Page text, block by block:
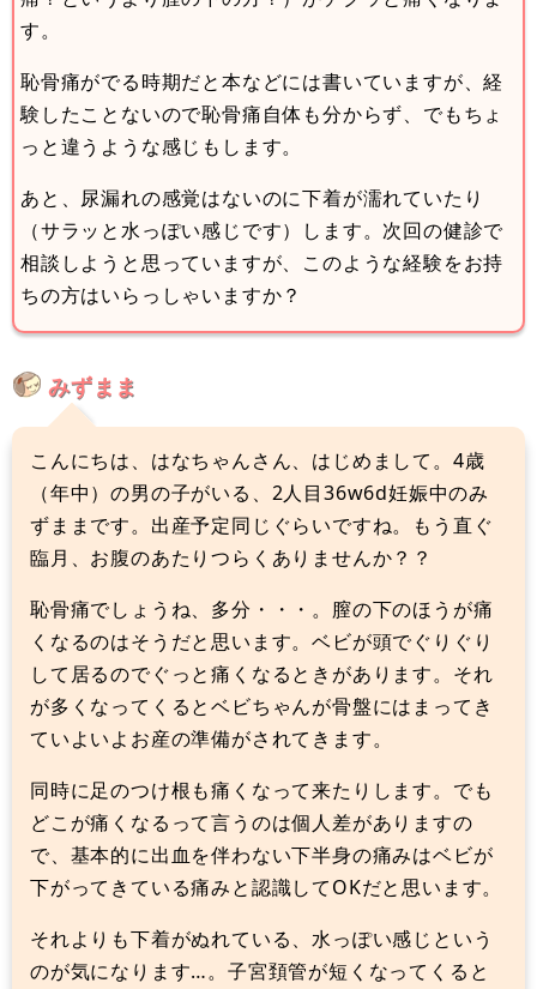
す。
恥骨痛がでる時期だと本などには書いていますが、経
験したことないので恥骨痛自体も分からず、でもちょ
っと違うような感じもします。
あと、尿漏れの感覚はないのに下着が濡れていたり
（サラッと水っぽい感じです）します。次回の健診で
相談しようと思っていますが、このような経験をお持
ちの方はいらっしゃいますか？
みずまま
こんにちは、はなちゃんさん、はじめまして。4歳
（年中）の男の子がいる、2人目36w6d妊娠中のみ
ずままです。出産予定同じぐらいですね。もう直ぐ
臨月、お腹のあたりつらくありませんか？？
恥骨痛でしょうね、多分・・・。膣の下のほうが痛
くなるのはそうだと思います。ベビが頭でぐりぐり
して居るのでぐっと痛くなるときがあります。それ
が多くなってくるとベビちゃんが骨盤にはまってき
ていよいよお産の準備がされてきます。
同時に足のつけ根も痛くなって来たりします。でも
どこが痛くなるって言うのは個人差がありますの
で、基本的に出血を伴わない下半身の痛みはベビが
下がってきている痛みと認識してOKだと思います。
それよりも下着がぬれている、水っぽい感じという
のが気になります…。子宮頚管が短くなってくると